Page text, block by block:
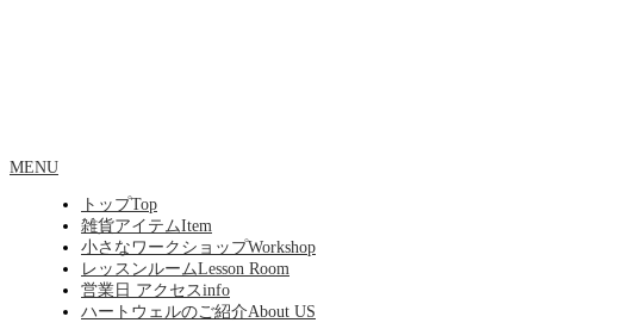
MENU
トップTop
雑貨アイテムItem
小さなワークショップWorkshop
レッスンルームLesson Room
営業日 アクセスinfo
ハートウェルのご紹介About US